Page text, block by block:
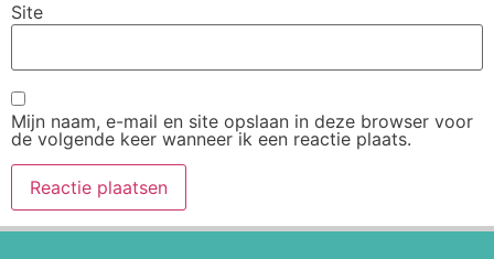
Site
Mijn naam, e-mail en site opslaan in deze browser voor
de volgende keer wanneer ik een reactie plaats.